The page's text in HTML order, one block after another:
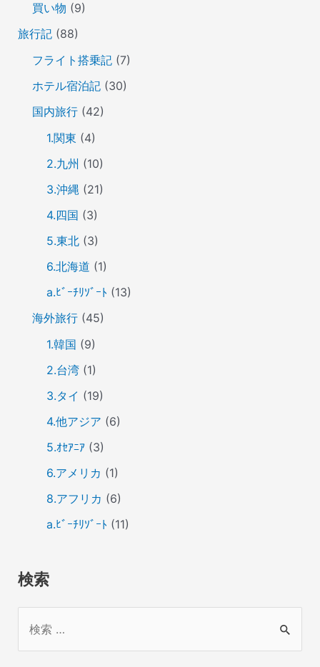
買い物 (9)
旅行記(88)
フライト搭乗記(7)
ホテル宿泊記(30)
国内旅行(42)
1.関東 (4)
2.九州 (10)
3.沖縄(21)
4.四国 (3)
5.東北(3)
6.北海道 (1)
a.ﾋﾞｰﾁﾘｿﾞｰﾄ (13)
海外旅行(45)
1.韓国 (9)
2.台湾(1)
3.タイ (19)
4.他アジア (6)
5.ｵｾｱﾆｱ(3)
6.アメリカ (1)
8.アフリカ (6)
a.ﾋﾞｰﾁﾘｿﾞｰﾄ (11)
検索